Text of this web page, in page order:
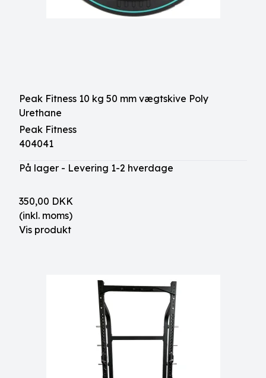
Peak Fitness 10 kg 50 mm vægtskive Poly
Urethane
Peak Fitness
404041
På lager - Levering 1-2 hverdage
350,00 DKK
(inkl. moms)
Vis produkt